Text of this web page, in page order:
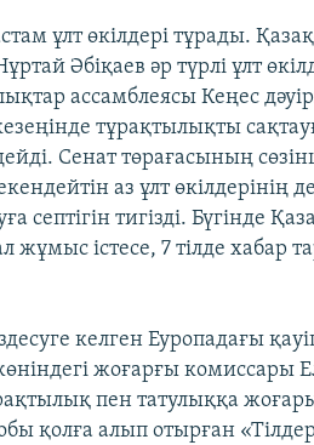
ұлт өкілдері тұрады.
Әбіқаев әр түрлі ұлт
ассамблеясы Кеңес
тұрақтылықты
Сенат төрағасының
аз ұлт өкілдерінің
септігін тигізді. Бүгінде
жұмыс істесе, 7 тілде хабар
келген Еуропадағы
жоғарғы комиссары
пен татулыққа
қолға алып отырған